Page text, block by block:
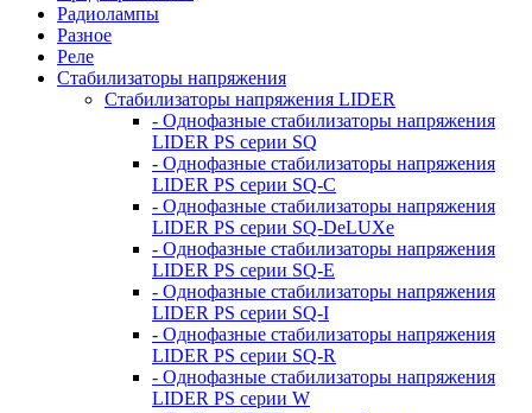
Радиолампы
Разное
Реле
Стабилизаторы напряжения
Стабилизаторы напряжения LIDER
- Однофазные стабилизаторы напряжения
LIDER PS серии SQ
- Однофазные стабилизаторы напряжения
LIDER PS серии SQ-C
- Однофазные стабилизаторы напряжения
LIDER PS серии SQ-DeLUXe
- Однофазные стабилизаторы напряжения
LIDER PS серии SQ-E
- Однофазные стабилизаторы напряжения
LIDER PS серии SQ-I
- Однофазные стабилизаторы напряжения
LIDER PS серии SQ-R
- Однофазные стабилизаторы напряжения
LIDER PS серии W